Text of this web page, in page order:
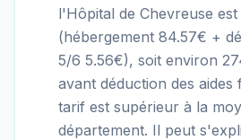
l'Hôpital de Chevreuse
(hébergement 84.57€ +
5/6 5.56€), soit environ
avant déduction des aides
tarif est supérieur à la
département. Il peut